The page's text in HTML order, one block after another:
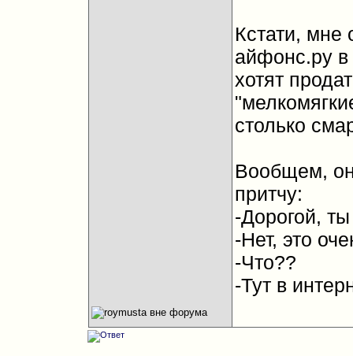
Кстати, мне
айфонс.ру в
хотят
столько
Вообщем,
притчу:
-Дорогой,
-Нет, это
-Что??
-Тут в